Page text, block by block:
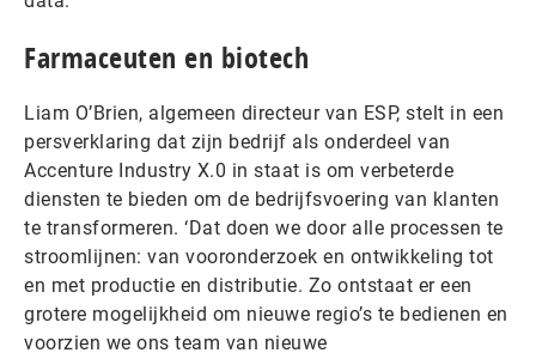
Farmaceuten en biotech
Liam O’Brien, algemeen directeur van ESP, stelt in een
persverklaring dat zijn bedrijf als onderdeel van
Accenture Industry X.0 in staat is om verbeterde
diensten te bieden om de bedrijfsvoering van klanten
te transformeren. ‘Dat doen we door alle processen te
stroomlijnen: van vooronderzoek en ontwikkeling tot
en met productie en distributie. Zo ontstaat er een
grotere mogelijkheid om nieuwe regio’s te bedienen en
voorzien we ons team van nieuwe